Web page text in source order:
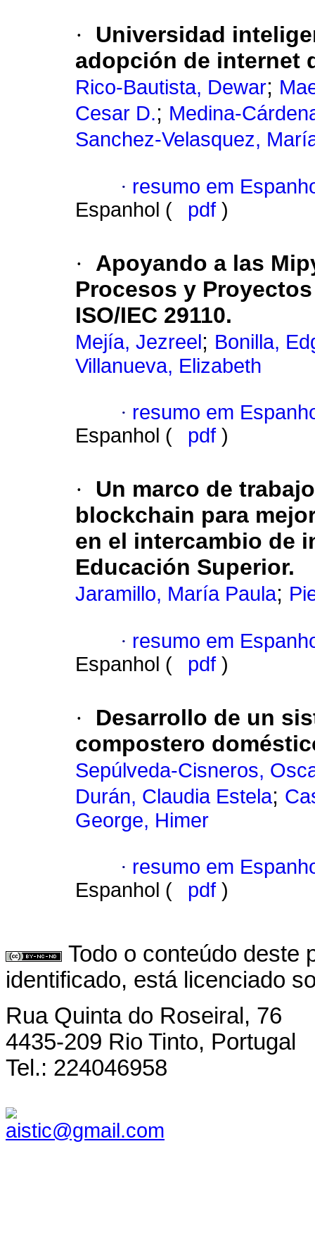
·
Universidad
adopción de internet
Rico-Bautista, Dewar;
Cesar D.; Medina-
Sanchez-Velasquez,
· resumo em
Espanhol (
pdf )
·
Apoyando a las
Procesos y
ISO/IEC 29110.
Mejía, Jezreel ; Bonilla,
Villanueva, Elizabeth
· resumo em
Espanhol (
pdf )
·
Un marco de
blockchain para
en el intercambio de
Educación Superior.
Jaramillo, María Paula;
· resumo em
Espanhol (
pdf )
·
Desarrollo de un
compostero
Sepúlveda-Cisneros,
Durán, Claudia Estela;
George, Himer
· resumo em
Espanhol (
pdf )
Todo o conteúdo deste
identificado, está licenciado
Rua Quinta do Roseiral, 76
4435-209 Rio Tinto, Portugal
Tel.: 224046958
aistic@gmail.com